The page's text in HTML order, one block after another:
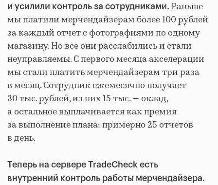
и усилили контроль за сотрудниками. Раньше
мы платили мерчендайзерам более 100 рублей
за каждый отчет с фотографиями по одному
магазину. Но все они расслабились и стали
неуправляемы. С первого месяца акселерации
мы стали платить мерчендайзерам три раза
в месяц. Сотрудник ежемесячно получает
30 тыс. рублей, из них 15 тыс. — оклад,
а остальное выплачивается как премия
за выполнение плана: примерно 25 отчетов
в день.
Теперь на сервере TradeCheck есть
внутренний контроль работы мерчендайзера.